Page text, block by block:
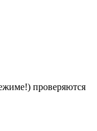
проверяются